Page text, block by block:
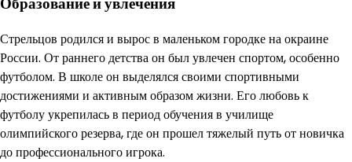
Стрельцов родился и вырос в маленьком городке на окраине
России. От раннего детства он был увлечен спортом, особенно
футболом. В школе он выделялся своими спортивными
достижениями и активным образом жизни. Его любовь к
футболу укрепилась в период обучения в училище
олимпийского резерва, где он прошел тяжелый путь от новичка
до профессионального игрока.